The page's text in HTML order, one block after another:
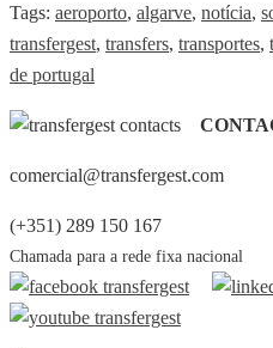
Tags: aeroporto, algarve, notícia,
transfergest, transfers, transportes,
de portugal
comercial@transfergest.com
(+351) 289 150 167
Chamada para a rede fixa nacional